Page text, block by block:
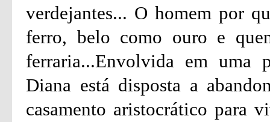
verdejantes... O homem por
ferro, belo como ouro e
ferraria...Envolvida em
Diana está disposta a
casamento aristocrático para